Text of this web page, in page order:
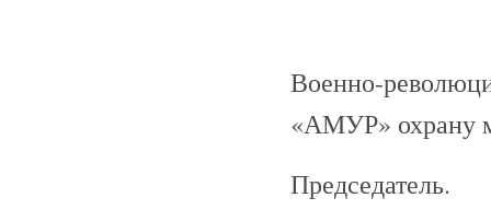
Военно-
«АМУР» охрану
Председатель.